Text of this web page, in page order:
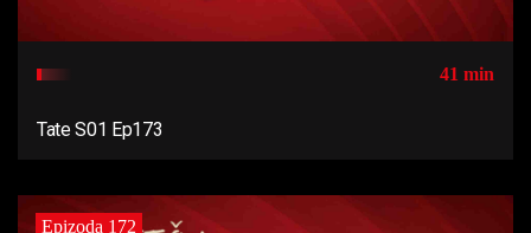
41 min
Tate S01 Ep173
Epizoda 172